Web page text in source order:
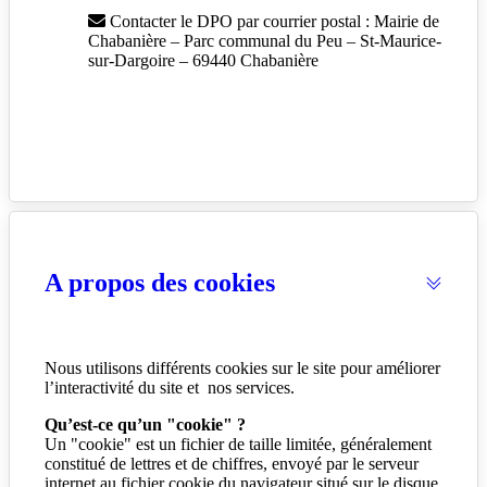
Contacter le DPO par courrier postal : Mairie de
Chabanière – Parc communal du Peu – St-Maurice-
sur-Dargoire – 69440 Chabanière
A propos des cookies
Nous utilisons différents cookies sur le site pour améliorer
l’interactivité du site et nos services.
Qu’est-ce qu’un "cookie" ?
Un "cookie" est un fichier de taille limitée, généralement
constitué de lettres et de chiffres, envoyé par le serveur
internet au fichier cookie du navigateur situé sur le disque